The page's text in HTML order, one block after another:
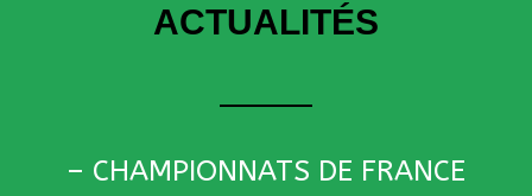
ACTUALITÉS
– CHAMPIONNATS DE FRANCE